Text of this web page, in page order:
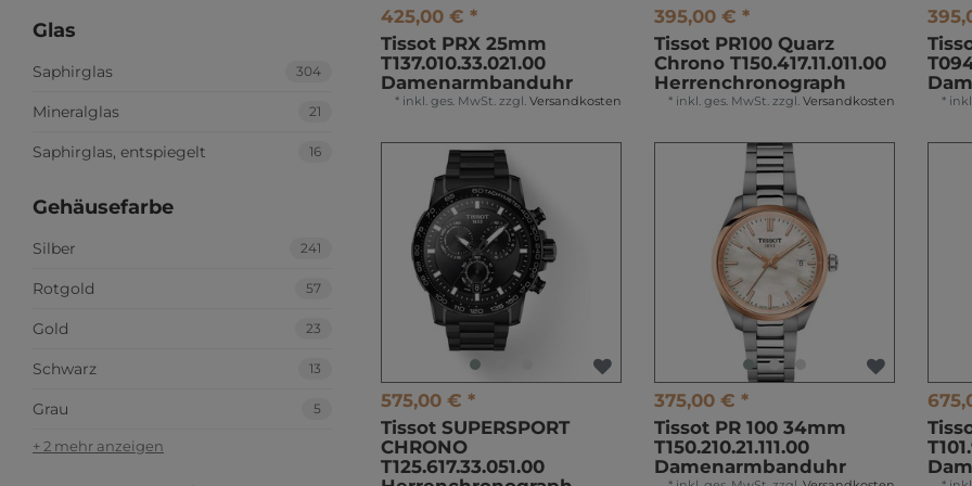
Glas
Saphirglas 304
Mineralglas 21
Saphirglas, entspiegelt 16
Gehäusefarbe
Silber 241
Rotgold 57
Gold 23
Schwarz 13
Grau 5
+ 2 mehr anzeigen
425,00 € *
Tissot PRX 25mm
T137.010.33.021.00
Damenarmbanduhr
* inkl. ges. MwSt. zzgl. Versandkosten
395,00 € *
Tissot PR100 Quarz
Chrono T150.417.11.011.00
Herrenchronograph
* inkl. ges. MwSt. zzgl. Versandkosten *
575,00 € *
Tissot SUPERSPORT
CHRONO
T125.617.33.051.00
375,00 € *
Tissot PR 100 34mm
T150.210.21.111.00
Damenarmbanduhr